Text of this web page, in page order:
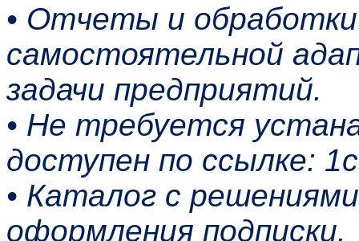
• Отчеты и
самостоятельной
задачи предприятий.
• Не требуется
доступен по ссылке:
• Каталог с
оформления подписки.